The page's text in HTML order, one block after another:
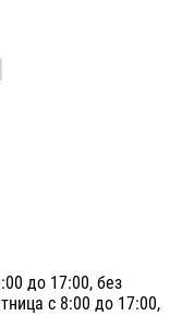
до 17:00, без
с 8:00 до 17:00,